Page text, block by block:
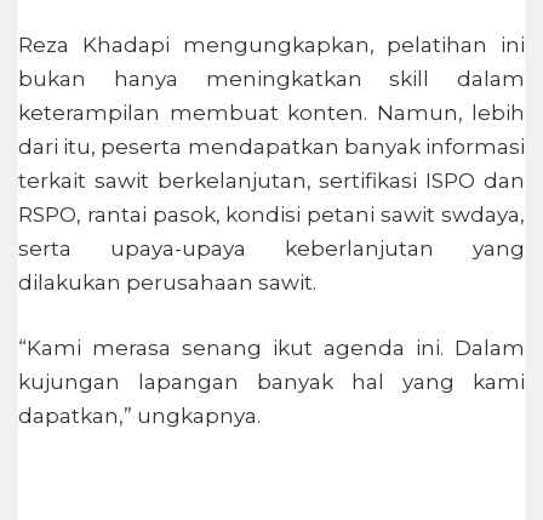
Reza Khadapi mengungkapkan, pelatihan ini
bukan hanya meningkatkan skill dalam
keterampilan membuat konten. Namun, lebih
dari itu, peserta mendapatkan banyak informasi
terkait sawit berkelanjutan, sertifikasi ISPO dan
RSPO, rantai pasok, kondisi petani sawit swdaya,
serta upaya-upaya keberlanjutan yang
dilakukan perusahaan sawit.
“Kami merasa senang ikut agenda ini. Dalam
kujungan lapangan banyak hal yang kami
dapatkan,” ungkapnya.